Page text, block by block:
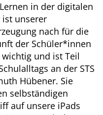
in der digitalen
ist unserer
nach für die
der Schüler*innen
wichtig und ist Teil
an der STS
Hübener. Sie
selbständigen
auf unsere iPads